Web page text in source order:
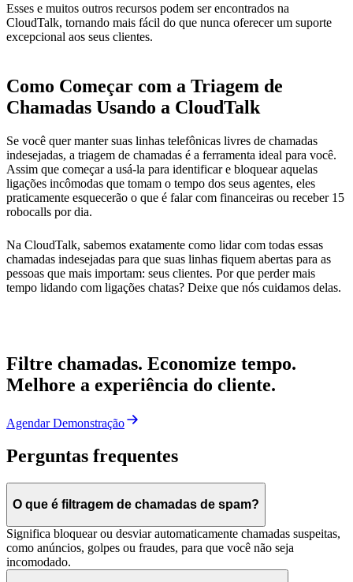
Esses e muitos outros recursos podem ser encontrados na
CloudTalk, tornando mais fácil do que nunca oferecer um suporte
excepcional aos seus clientes.
Como Começar com a Triagem de
Chamadas Usando a CloudTalk
Se você quer manter suas linhas telefônicas livres de chamadas
indesejadas, a triagem de chamadas é a ferramenta ideal para você.
Assim que começar a usá-la para identificar e bloquear aquelas
ligações incômodas que tomam o tempo dos seus agentes, eles
praticamente esquecerão o que é falar com financeiras ou receber 15
robocalls por dia.
Na CloudTalk, sabemos exatamente como lidar com todas essas
chamadas indesejadas para que suas linhas fiquem abertas para as
pessoas que mais importam: seus clientes. Por que perder mais
tempo lidando com ligações chatas? Deixe que nós cuidamos delas.
Filtre chamadas. Economize tempo.
Melhore a experiência do cliente.
Agendar Demonstração
Perguntas frequentes
O que é filtragem de chamadas de spam?
Significa bloquear ou desviar automaticamente chamadas suspeitas,
como anúncios, golpes ou fraudes, para que você não seja
incomodado.